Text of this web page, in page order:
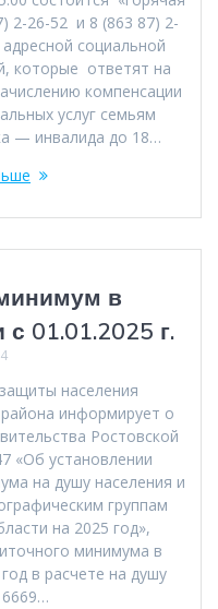
2-26-52 и 8 (863 87) 2-
социальной
которые ответят на
компенсации
услуг семьям
— инвалида до 18…
в
с 01.01.2025 г.
населения
информирует о
Ростовской
«Об установлении
на душу населения и
группам
на 2025 год»,
минимума в
в расчете на душу